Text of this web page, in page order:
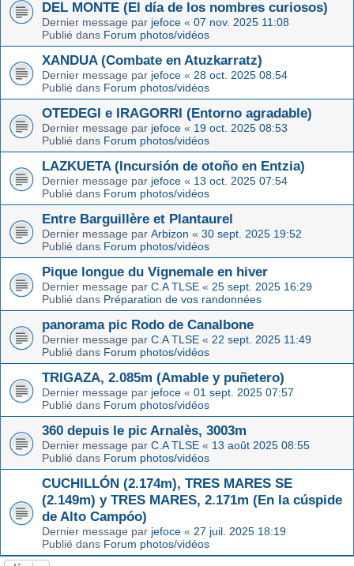
DEL MONTE (El día de los nombres curiosos)
Dernier message par jefoce « 07 nov. 2025 11:08
Publié dans Forum photos/vidéos
XANDUA (Combate en Atuzkarratz)
Dernier message par jefoce « 28 oct. 2025 08:54
Publié dans Forum photos/vidéos
OTEDEGI e IRAGORRI (Entorno agradable)
Dernier message par jefoce « 19 oct. 2025 08:53
Publié dans Forum photos/vidéos
LAZKUETA (Incursión de otoño en Entzia)
Dernier message par jefoce « 13 oct. 2025 07:54
Publié dans Forum photos/vidéos
Entre Barguillère et Plantaurel
Dernier message par Arbizon « 30 sept. 2025 19:52
Publié dans Forum photos/vidéos
Pique longue du Vignemale en hiver
Dernier message par C.A TLSE « 25 sept. 2025 16:29
Publié dans Préparation de vos randonnées
panorama pic Rodo de Canalbone
Dernier message par C.A TLSE « 22 sept. 2025 11:49
Publié dans Forum photos/vidéos
TRIGAZA, 2.085m (Amable y puñetero)
Dernier message par jefoce « 01 sept. 2025 07:57
Publié dans Forum photos/vidéos
360 depuis le pic Arnalès, 3003m
Dernier message par C.A TLSE « 13 août 2025 08:55
Publié dans Forum photos/vidéos
CUCHILLÓN (2.174m), TRES MARES SE
(2.149m) y TRES MARES, 2.171m (En la cúspide
de Alto Campóo)
Dernier message par jefoce « 27 juil. 2025 18:19
Publié dans Forum photos/vidéos